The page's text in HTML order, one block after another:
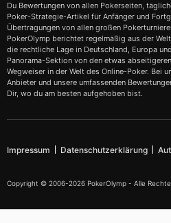
Du Bewertungen von allen Pokerseiten,
Poker-Strategie-Artikel für Anfänger und
Übertragungen von allen großen
PokerOlymp berichtet regelmäßig aus der
die rechtliche Lage in Deutschland, Europa
Panorama-Sektion von den etwas
Wegweiser in der Welt des Online-Poker. Bei
Anbieter und unsere umfassenden
Dir, wo du am besten aufgehoben bist.
Impressum Datenschutzerklärung
Copyright © 2006-2026 PokerOlymp - Alle Rechte